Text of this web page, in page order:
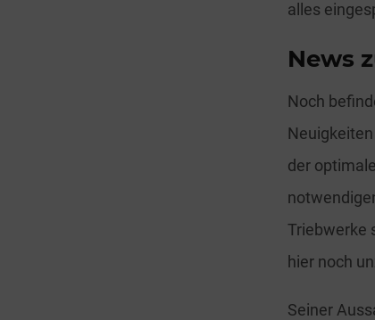
alles
News
Noch
der
Triebwerke
hier noch
Seiner